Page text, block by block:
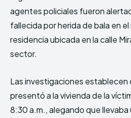
agentes policiales fueron
fallecida por herida de bala en
residencia ubicada en la calle
sector.
Las investigaciones establecen
presentó a la vivienda de la
8:30 a.m., alegando que